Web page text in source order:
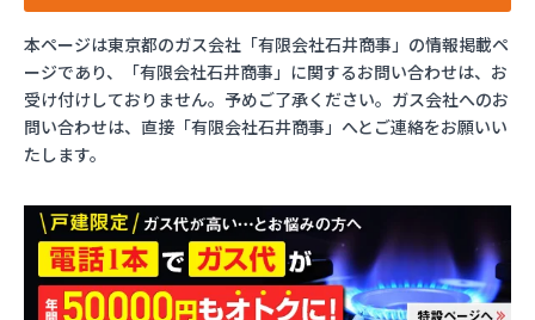
本ページは東京都のガス会社「有限会社石井商事」の情報掲載ペ
ージであり、「有限会社石井商事」に関するお問い合わせは、お
受け付けしておりません。予めご了承ください。ガス会社へのお
問い合わせは、直接「有限会社石井商事」へとご連絡をお願いい
たします。